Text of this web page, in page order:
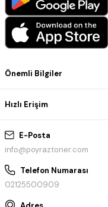
E-Posta
info@poyraztoner.com
Telefon Numarası
02125500909
Önemli Bilgiler
Hızlı Erişim